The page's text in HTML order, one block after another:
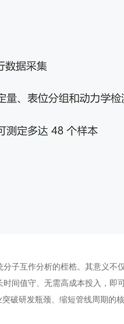
子互作分析的桎梏。其意义不
间值守、无需高成本投入，即
破研发瓶颈、缩短管线周期的